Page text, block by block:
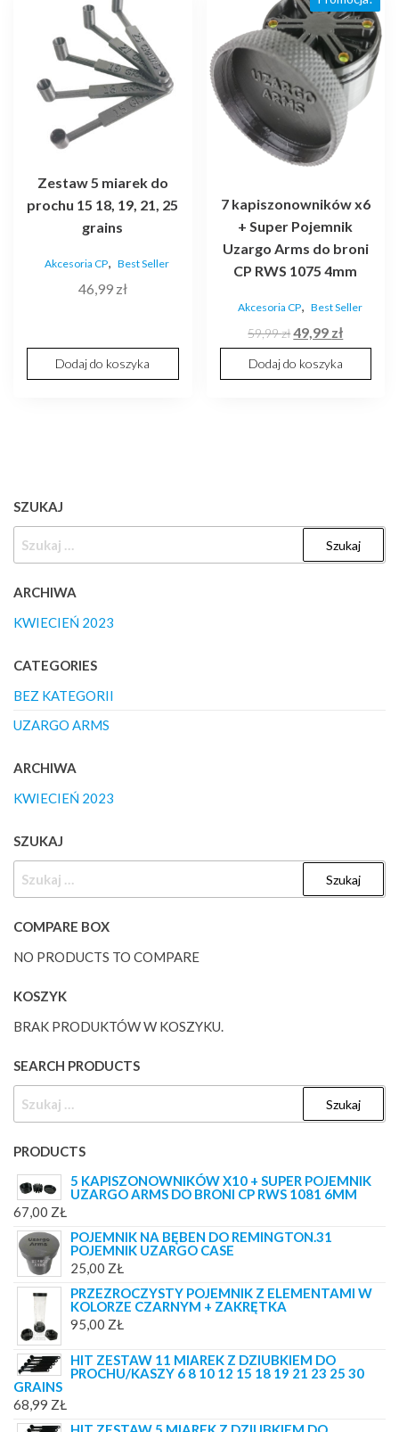
Zestaw 5 miarek do
prochu 15 18, 19, 21, 25
grains
Akcesoria CP, Best Seller
46,99 zł
Dodaj do koszyka
7 kapiszonowników x6
+ Super Pojemnik
Uzargo Arms do broni
CP RWS 1075 4mm
Akcesoria CP, Best Seller
59,99złPierwotna
cena
wynosiła:
49,99 złAktualna
cena
wynosi:
Dodaj do koszyka
SZUKAJ
ARCHIWA
KWIECIEŃ 2023
CATEGORIES
BEZ KATEGORII
UZARGO ARMS
ARCHIWA
KWIECIEŃ 2023
SZUKAJ
COMPARE BOX
NO PRODUCTS TO COMPARE
KOSZYK
BRAK PRODUKTÓW W KOSZYKU.
SEARCH PRODUCTS
PRODUCTS
5 KAPISZONOWNIKÓW X10 + SUPER POJEMNIK
UZARGO ARMS DO BRONI CP RWS 1081 6MM
67,00 ZŁ
POJEMNIK NA BĘBEN DO REMINGTON.31
POJEMNIK UZARGO CASE
25,00 ZŁ
PRZEZROCZYSTY POJEMNIK Z ELEMENTAMI W
KOLORZE CZARNYM + ZAKRĘTKA
95,00 ZŁ
HIT ZESTAW 11 MIAREK Z DZIUBKIEM DO
PROCHU/KASZY 6 8 10 12 15 18 19 21 23 25 30
GRAINS
68,99 ZŁ